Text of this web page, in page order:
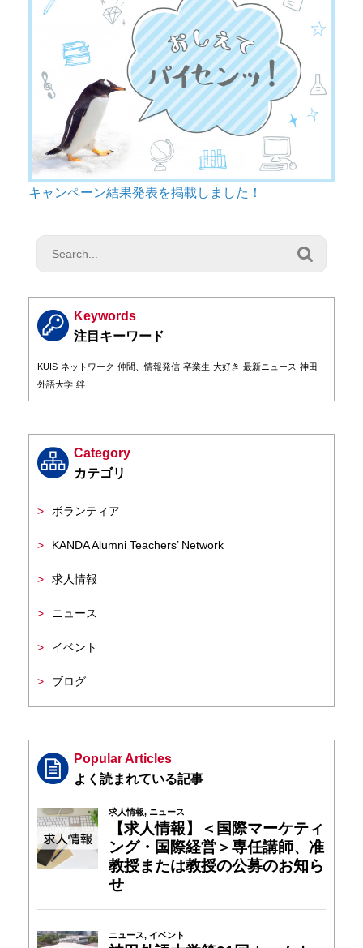
キャンペーン結果発表を掲載しました！

Keywords
KUIS ネットワーク 仲間、情報発信 卒業生 大好き 最新ニュース 神田
外語大学 絆
Category
ボランティア
KANDA Alumni Teachers’ Network
求人情報
ニュース
イベント
ブログ
Popular Articles
求人情報, ニュース
【求人情報】＜国際マーケティ
ング・国際経営＞専任講師、准
教授または教授の公募のお知ら
せ
ニュース, イベント